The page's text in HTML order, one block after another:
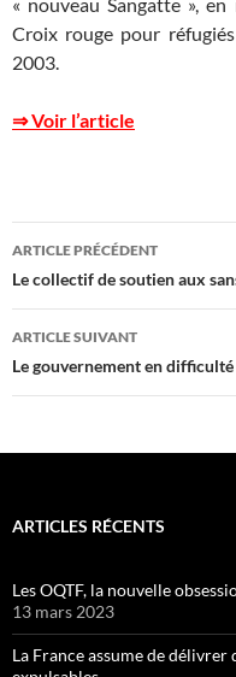
Croix rouge pour
2003.
⇒ Voir l’article
Navigation
des
articles
ARTICLE PRÉCÉDENT
Le collectif de soutien aux
ARTICLE SUIVANT
Le gouvernement en
ARTICLES RÉCENTS
Les OQTF, la nouvelle
13 mars 2023
La France assume de délivrer